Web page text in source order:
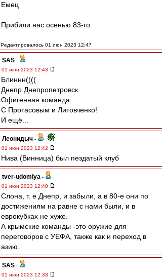
Емец
Прибили нас осенью 83-го
Редактировалось 01 июн 2023 12:47
SAS -
01 июн 2023 12:43
Блиннн((((
Днепр Днепропетровск
Офигенная команда
С Протасовым и Литовченко!
И ещё...
Леонидыч -
01 июн 2023 12:42
Нива (Винница) был пездатый клуб
tver-udomlya -
01 июн 2023 12:40
Слона, т. е Днепр, и забыли, а в 80-е они по
достижениям на равне с нами были, и в
еврокубках не хуже.
А крымские команды -это оружие для
переговоров с УЕФА, также как и переход в
азию.
SAS -
01 июн 2023 12:33